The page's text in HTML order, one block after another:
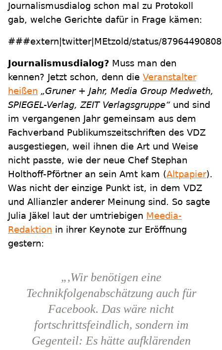
Journalismusdialog schon mal zu Protokoll
gab, welche Gerichte dafür in Frage kämen:
###extern|twitter|MEtzold/status/
Journalismusdialog? Muss man den
kennen? Jetzt schon, denn die Veranstalter
heißen „Gruner + Jahr, Media Group Medweth,
SPIEGEL-Verlag, ZEIT Verlagsgruppe“ und sind
im vergangenen Jahr gemeinsam aus dem
Fachverband Publikumszeitschriften des VDZ
ausgestiegen, weil ihnen die Art und Weise
nicht passte, wie der neue Chef Stephan
Holthoff-Pförtner an sein Amt kam (Altpapier).
Was nicht der einzige Punkt ist, in dem VDZ
und Allianzler anderer Meinung sind. So sagte
Julia Jäkel laut der umtriebigen Meedia-
Redaktion in ihrer Keynote zur Eröffnung
gestern:
„,Wir benötigen eine
Technikfolgenabschätzung auch für
Facebook. Das wäre nicht
fortschrittsfeindlich, sondern im
Gegenteil: Es hätte aufklärenden